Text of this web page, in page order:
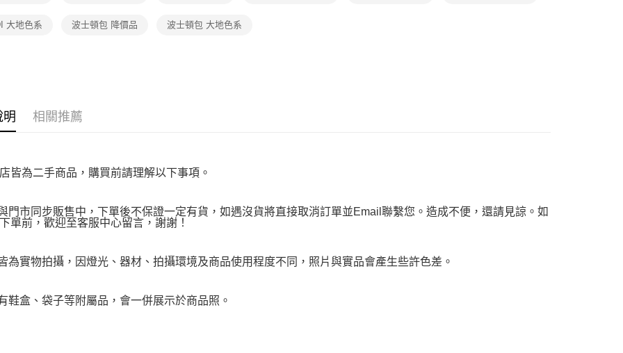
大地色系 波士頓包 降價品 波士頓包 大地色系
明 相關推薦
皆為二手商品，購買前請理解以下事項。
門市同步販售中，下單後不保證一定有貨，如遇沒貨將直接取消訂單並Email聯繫您。造成不便，還請見諒。如
單前，歡迎至客服中心留言，謝謝！
為實物拍攝，因燈光、器材、拍攝環境及商品使用程度不同，照片與實品會產生些許色差。
鞋盒、袋子等附屬品，會一併展示於商品照。